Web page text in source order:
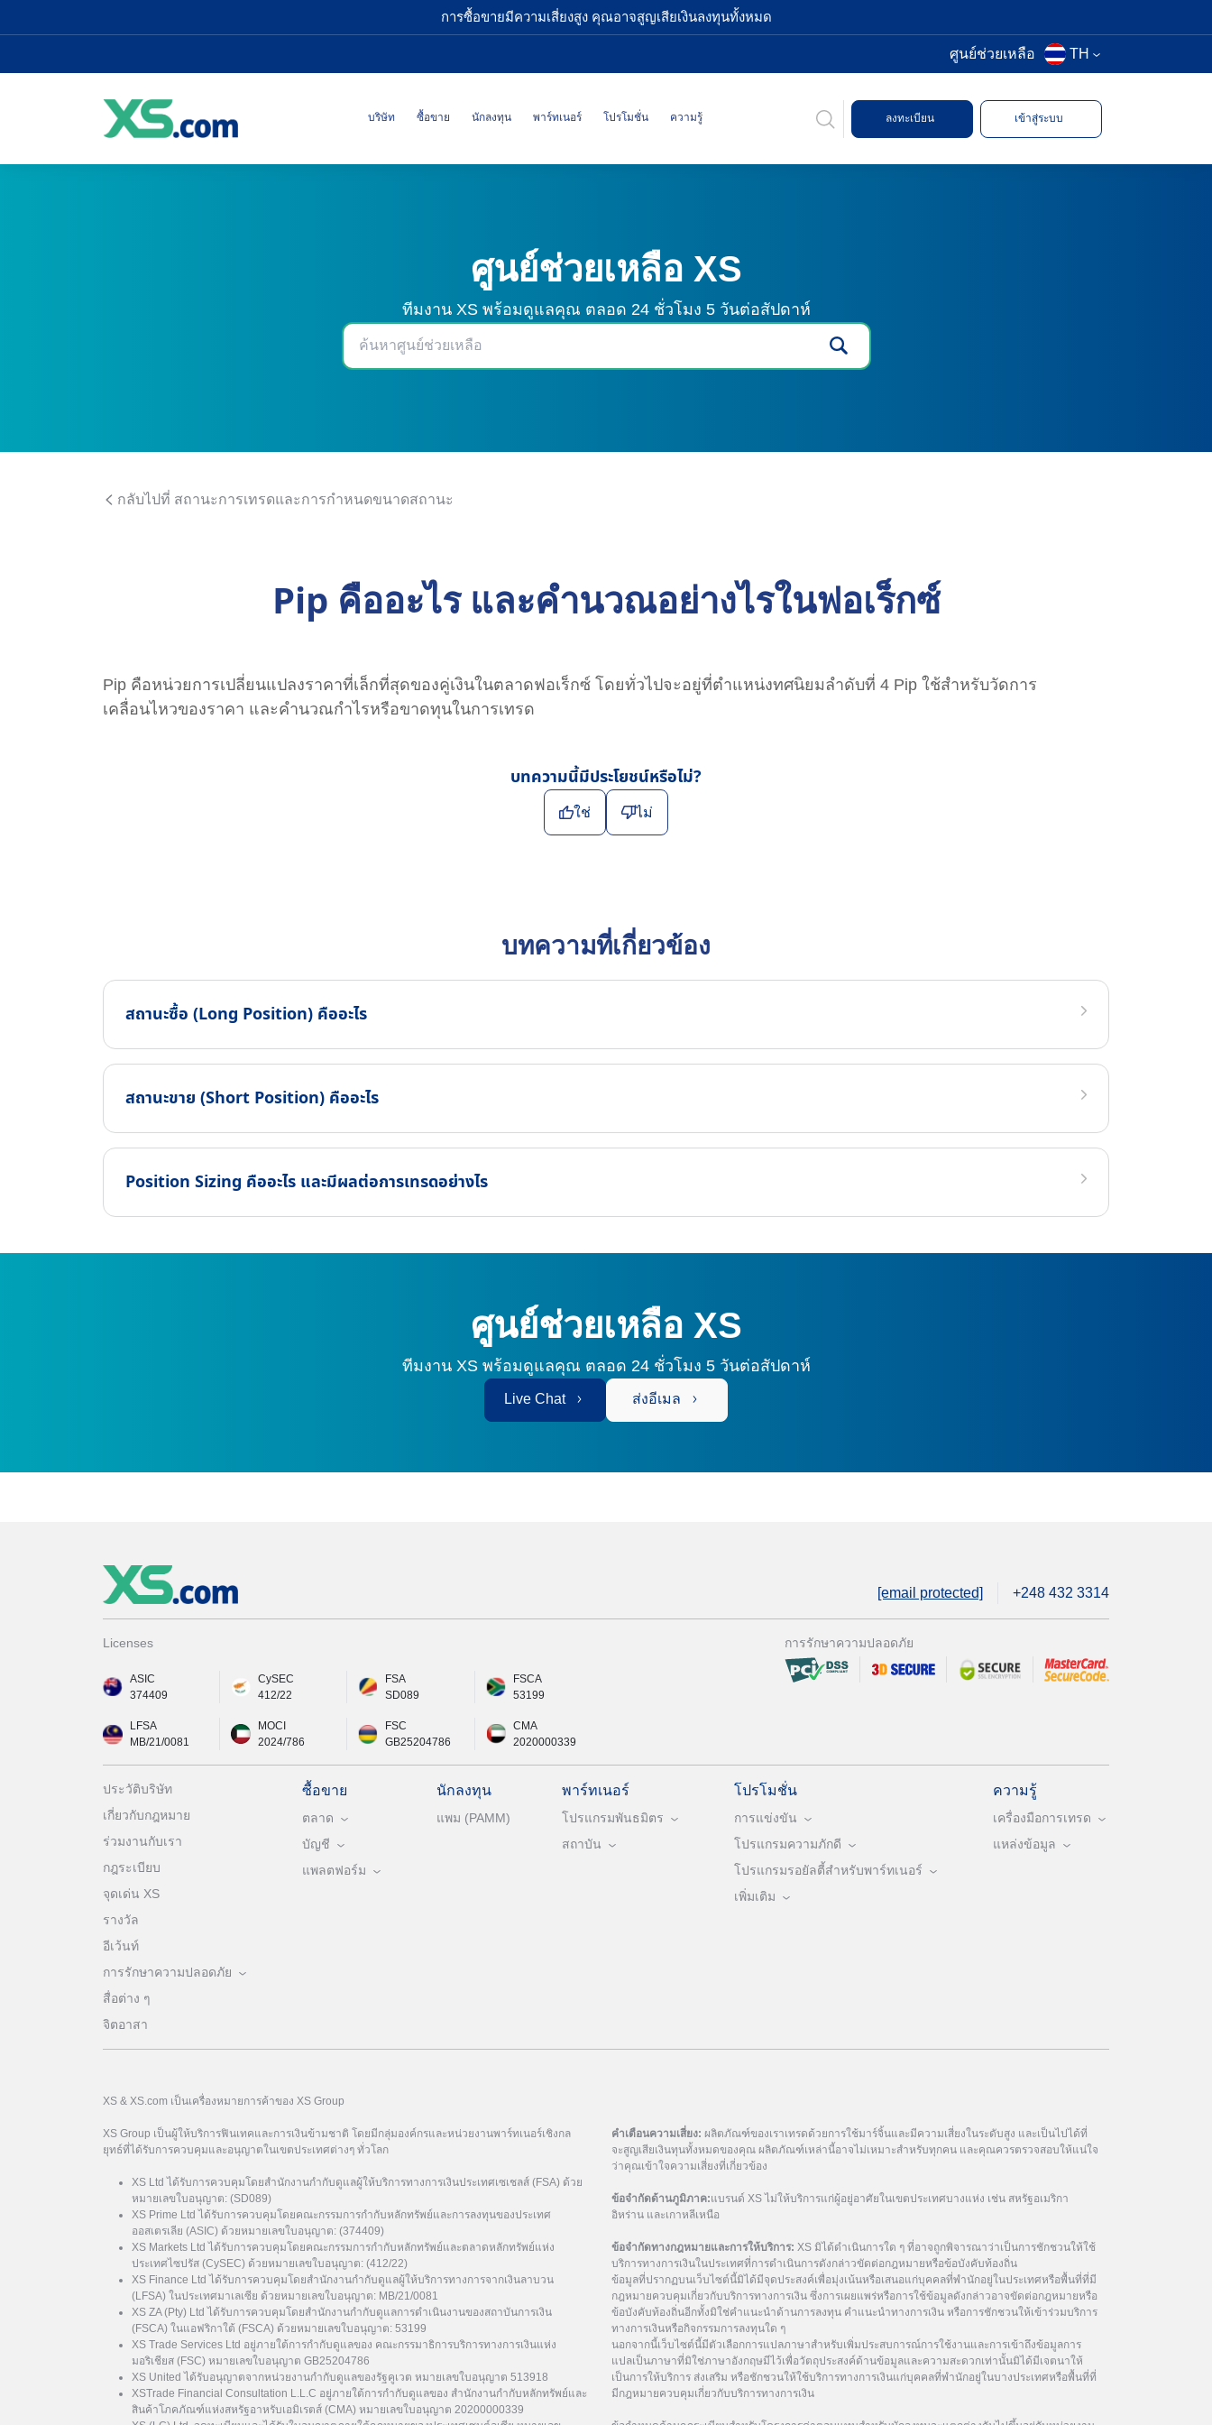
การซื้อขายมีความเสี่ยงสูง คุณอาจสูญเสียเงินลงทุนทั้งหมด
ศูนย์ช่วยเหลือ TH
บริษัท ซื้อขาย นักลงทุน พาร์ทเนอร์ โปรโมชั่น ความรู้ ลงทะเบียน เข้าสู่ระบบ
ศูนย์ช่วยเหลือ XS
ทีมงาน XS พร้อมดูแลคุณ ตลอด 24 ชั่วโมง 5 วันต่อสัปดาห์
กลับไปที่ สถานะการเทรดและการกำหนดขนาดสถานะ
Pip คืออะไร และคำนวณอย่างไรในฟอเร็กซ์
Pip คือหน่วยการเปลี่ยนแปลงราคาที่เล็กที่สุดของคู่เงินในตลาดฟอเร็กซ์ โดยทั่วไปจะอยู่ที่ตำแหน่งทศนิยมลำดับที่ 4 Pip ใช้สำหรับวัดการ
เคลื่อนไหวของราคา และคำนวณกำไรหรือขาดทุนในการเทรด
บทความนี้มีประโยชน์หรือไม่?
ใช่ ไม่
บทความที่เกี่ยวข้อง
สถานะซื้อ (Long Position) คืออะไร
สถานะขาย (Short Position) คืออะไร
Position Sizing คืออะไร และมีผลต่อการเทรดอย่างไร
ศูนย์ช่วยเหลือ XS
ทีมงาน XS พร้อมดูแลคุณ ตลอด 24 ชั่วโมง 5 วันต่อสัปดาห์
Live Chat ส่งอีเมล
[email protected] +248 432 3314
Licenses
ASIC
374409
CySEC
412/22
FSA
SD089
FSCA
53199
LFSA
MB/21/0081
MOCI
2024/786
FSC
GB25204786
CMA
2020000339
การรักษาความปลอดภัย
ประวัติบริษัท
เกี่ยวกับกฎหมาย
ร่วมงานกับเรา
กฎระเบียบ
จุดเด่น XS
รางวัล
อีเว้นท์
การรักษาความปลอดภัย
สื่อต่าง ๆ
จิตอาสา
ซื้อขาย
ตลาด
บัญชี
แพลตฟอร์ม
นักลงทุน
แพม (PAMM)
พาร์ทเนอร์
โปรแกรมพันธมิตร
สถาบัน
โปรโมชั่น
การแข่งขัน
โปรแกรมความภักดี
โปรแกรมรอยัลตี้สำหรับพาร์ทเนอร์
เพิ่มเติม
ความรู้
เครื่องมือการเทรด
แหล่งข้อมูล
XS & XS.com เป็นเครื่องหมายการค้าของ XS Group
XS Group เป็นผู้ให้บริการฟินเทคและการเงินข้ามชาติ โดยมีกลุ่มองค์กรและหน่วยงานพาร์ทเนอร์เชิงกล
ยุทธ์ที่ได้รับการควบคุมและอนุญาตในเขตประเทศต่างๆ ทั่วโลก
XS Ltd ได้รับการควบคุมโดยสำนักงานกำกับดูแลผู้ให้บริการทางการเงินประเทศเซเชลส์ (FSA) ด้วย
หมายเลขใบอนุญาต: (SD089)
XS Prime Ltd ได้รับการควบคุมโดยคณะกรรมการกำกับหลักทรัพย์และการลงทุนของประเทศ
ออสเตรเลีย (ASIC) ด้วยหมายเลขใบอนุญาต: (374409)
XS Markets Ltd ได้รับการควบคุมโดยคณะกรรมการกำกับหลักทรัพย์และตลาดหลักทรัพย์แห่ง
ประเทศไซปรัส (CySEC) ด้วยหมายเลขใบอนุญาต: (412/22)
XS Finance Ltd ได้รับการควบคุมโดยสำนักงานกำกับดูแลผู้ให้บริการทางการจากเงินลาบวน
(LFSA) ในประเทศมาเลเซีย ด้วยหมายเลขใบอนุญาต: MB/21/0081
XS ZA (Pty) Ltd ได้รับการควบคุมโดยสำนักงานกำกับดูแลการดำเนินงานของสถาบันการเงิน
(FSCA) ในแอฟริกาใต้ (FSCA) ด้วยหมายเลขใบอนุญาต: 53199
XS Trade Services Ltd อยู่ภายใต้การกำกับดูแลของ คณะกรรมาธิการบริการทางการเงินแห่ง
มอริเชียส (FSC) หมายเลขใบอนุญาต GB25204786
XS United ได้รับอนุญาตจากหน่วยงานกำกับดูแลของรัฐคูเวต หมายเลขใบอนุญาต 513918
XSTrade Financial Consultation L.L.C อยู่ภายใต้การกำกับดูแลของ สำนักงานกำกับหลักทรัพย์และ
สินค้าโภคภัณฑ์แห่งสหรัฐอาหรับเอมิเรตส์ (CMA) หมายเลขใบอนุญาต 20200000339
คำเตือนความเสี่ยง: ผลิตภัณฑ์ของเราเทรดด้วยการใช้มาร์จิ้นและมีความเสี่ยงในระดับสูง และเป็นไปได้ที่
จะสูญเสียเงินทุนทั้งหมดของคุณ ผลิตภัณฑ์เหล่านี้อาจไม่เหมาะสำหรับทุกคน และคุณควรตรวจสอบให้แน่ใจ
ว่าคุณเข้าใจความเสี่ยงที่เกี่ยวข้อง
ข้อจำกัดด้านภูมิภาค:แบรนด์ XS ไม่ให้บริการแก่ผู้อยู่อาศัยในเขตประเทศบางแห่ง เช่น สหรัฐอเมริกา
อิหร่าน และเกาหลีเหนือ
ข้อจำกัดทางกฎหมายและการให้บริการ: XS มิได้ดำเนินการใด ๆ ที่อาจถูกพิจารณาว่าเป็นการชักชวนให้ใช้
บริการทางการเงินในประเทศที่การดำเนินการดังกล่าวขัดต่อกฎหมายหรือข้อบังคับท้องถิ่น
ข้อมูลที่ปรากฏบนเว็บไซต์นี้มิได้มีจุดประสงค์เพื่อมุ่งเน้นหรือเสนอแก่บุคคลที่พำนักอยู่ในประเทศหรือพื้นที่ที่มี
กฎหมายควบคุมเกี่ยวกับบริการทางการเงิน ซึ่งการเผยแพร่หรือการใช้ข้อมูลดังกล่าวอาจขัดต่อกฎหมายหรือ
ข้อบังคับท้องถิ่นอีกทั้งมิใช่คำแนะนำด้านการลงทุน คำแนะนำทางการเงิน หรือการชักชวนให้เข้าร่วมบริการ
ทางการเงินหรือกิจกรรมการลงทุนใด ๆ
นอกจากนี้เว็บไซต์นี้มีตัวเลือกการแปลภาษาสำหรับเพิ่มประสบการณ์การใช้งานและการเข้าถึงข้อมูลการ
แปลเป็นภาษาที่มิใช่ภาษาอังกฤษมีไว้เพื่อวัตถุประสงค์ด้านข้อมูลและความสะดวกเท่านั้นมิได้มีเจตนาให้
เป็นการให้บริการ ส่งเสริม หรือชักชวนให้ใช้บริการทางการเงินแก่บุคคลที่พำนักอยู่ในบางประเทศหรือพื้นที่ที่
มีกฎหมายควบคุมเกี่ยวกับบริการทางการเงิน